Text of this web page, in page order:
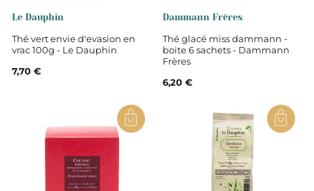
Tisanes et infusions
Boite de sachets
Le Dauphin
Thé vert envie d'evasion en
vrac 100g - Le Dauphin
7,70 €
Dammann Frères
Thé glacé miss dammann -
boite 6 sachets - Dammann
Frères
6,20 €